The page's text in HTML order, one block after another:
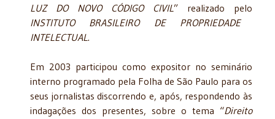
LUZ DO NOVO CÓDIGO CIVIL” realizado pelo
INSTITUTO BRASILEIRO DE PROPRIEDADE
INTELECTUAL.
Em 2003 participou como expositor no seminário
interno programado pela Folha de São Paulo para os
seus jornalistas discorrendo e, após, respondendo às
indagações dos presentes, sobre o tema “Direito